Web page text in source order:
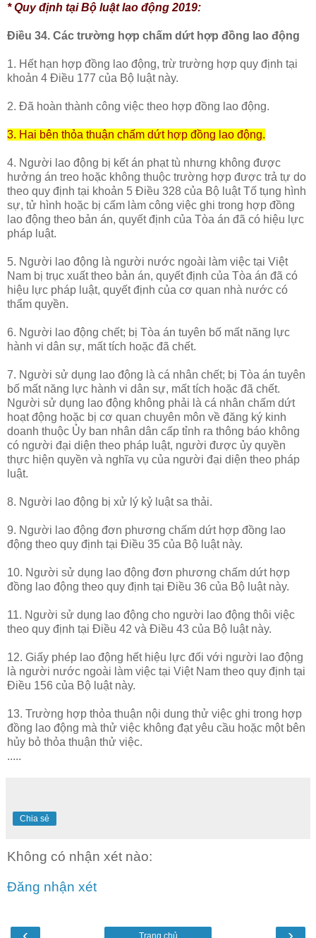
* Quy định tại Bộ luật lao động 2019:
Điều 34. Các trường hợp chấm dứt hợp đồng lao động
1. Hết hạn hợp đồng lao động, trừ trường hợp quy định tại
khoản 4 Điều 177 của Bộ luật này.
2. Đã hoàn thành công việc theo hợp đồng lao động.
3. Hai bên thỏa thuận chấm dứt hợp đồng lao động.
4. Người lao động bị kết án phạt tù nhưng không được
hưởng án treo hoặc không thuộc trường hợp được trả tự do
theo quy định tại khoản 5 Điều 328 của Bộ luật Tố tụng hình
sự, tử hình hoặc bị cấm làm công việc ghi trong hợp đồng
lao động theo bản án, quyết định của Tòa án đã có hiệu lực
pháp luật.
5. Người lao động là người nước ngoài làm việc tại Việt
Nam bị trục xuất theo bản án, quyết định của Tòa án đã có
hiệu lực pháp luật, quyết định của cơ quan nhà nước có
thẩm quyền.
6. Người lao động chết; bị Tòa án tuyên bố mất năng lực
hành vi dân sự, mất tích hoặc đã chết.
7. Người sử dụng lao động là cá nhân chết; bị Tòa án tuyên
bố mất năng lực hành vi dân sự, mất tích hoặc đã chết.
Người sử dụng lao động không phải là cá nhân chấm dứt
hoạt động hoặc bị cơ quan chuyên môn về đăng ký kinh
doanh thuộc Ủy ban nhân dân cấp tỉnh ra thông báo không
có người đại diện theo pháp luật, người được ủy quyền
thực hiện quyền và nghĩa vụ của người đại diện theo pháp
luật.
8. Người lao động bị xử lý kỷ luật sa thải.
9. Người lao động đơn phương chấm dứt hợp đồng lao
động theo quy định tại Điều 35 của Bộ luật này.
10. Người sử dụng lao động đơn phương chấm dứt hợp
đồng lao động theo quy định tại Điều 36 của Bộ luật này.
11. Người sử dụng lao động cho người lao động thôi việc
theo quy định tại Điều 42 và Điều 43 của Bộ luật này.
12. Giấy phép lao động hết hiệu lực đối với người lao động
là người nước ngoài làm việc tại Việt Nam theo quy định tại
Điều 156 của Bộ luật này.
13. Trường hợp thỏa thuận nội dung thử việc ghi trong hợp
đồng lao động mà thử việc không đạt yêu cầu hoặc một bên
hủy bỏ thỏa thuận thử việc.
.....
Chia sẻ
Không có nhận xét nào:
Đăng nhận xét
Trang chủ